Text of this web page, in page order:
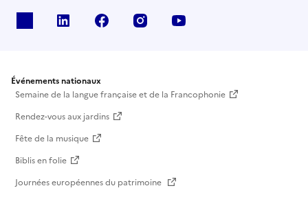
Linkedin Facebook Instagram
Événements nationaux
Semaine de la langue française et de la Francophonie
Rendez-vous aux jardins
Fête de la musique
Biblis en folie
Journées européennes du patrimoine